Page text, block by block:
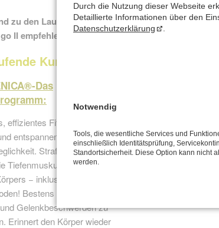
Kaarst
go ISamstag
zu den Lauf-Workshops
II empfehle ich :
Kurse
Das
effizientes Fitnesstraining.
entspannend. Steigert Kraft
Strafft die Formen.
Tiefenmuskulatur des
− inklusive
Bestens geeignet, um
Gelenkbeschwerden zu
Erinnert den Körper wieder
Durch die Nutzung dieser Webseite
Detaillierte Informationen über den
Datenschutzerklärung
Notwendig
Tools, die wesentliche Services und
einschließlich Identitätsprüfung,
Standortsicherheit. Diese Option kann nicht
werden.